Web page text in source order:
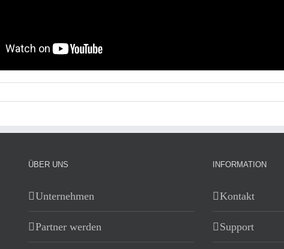
ÜBER UNS
Unternehmen
Partner werden
INFORMATION
Kontakt
Support